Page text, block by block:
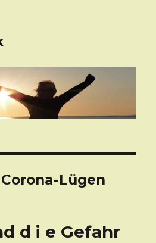
Lügen
d i e Gefahr